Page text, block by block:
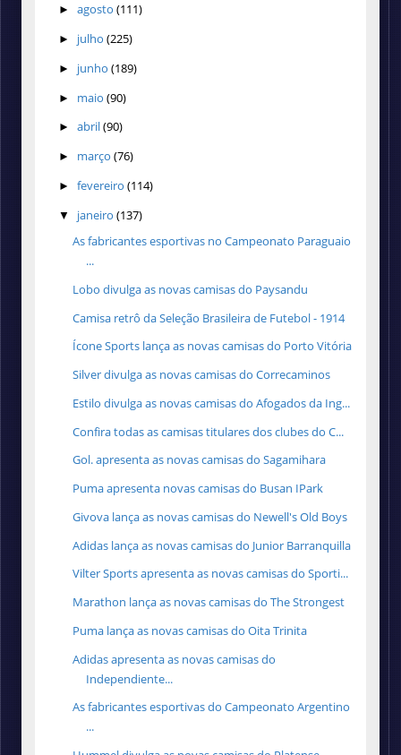
► agosto (111)
► julho (225)
► junho (189)
► maio (90)
► abril(90)
► março (76)
► fevereiro (114)
▼ janeiro (137)
As fabricantes esportivas no Campeonato Paraguaio
...
Lobo divulga as novas camisas do Paysandu
Camisa retrô da Seleção Brasileira de Futebol - 1914
Ícone Sports lança as novas camisas do Porto Vitória
Silver divulga as novas camisas do Correcaminos
Estilo divulga as novas camisas do Afogados da Ing...
Confira todas as camisas titulares dos clubes do C...
Gol. apresenta as novas camisas do Sagamihara
Puma apresenta novas camisas do Busan IPark
Givova lança as novas camisas do Newell's Old Boys
Adidas lança as novas camisas do Junior Barranquilla
Vilter Sports apresenta as novas camisas do Sporti...
Marathon lança as novas camisas do The Strongest
Puma lança as novas camisas do Oita Trinita
Adidas apresenta as novas camisas do
Independiente...
As fabricantes esportivas do Campeonato Argentino
...